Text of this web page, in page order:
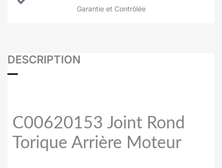
Garantie et Contrôlée
DESCRIPTION
C00620153 Joint Rond
Torique Arrière Moteur